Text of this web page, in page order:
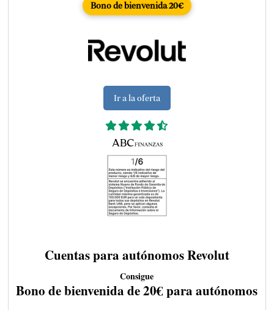
Bono de bienvenida 20€
Ir a la oferta
Cuentas para autónomos Revolut
Consigue
Bono de bienvenida de 20€ para autónomos